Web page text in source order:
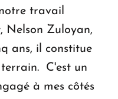
travail
Nelson Zuloyan,
ans, il constitue
C'est un
à mes côtés